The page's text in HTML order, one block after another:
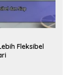
Fleksibel